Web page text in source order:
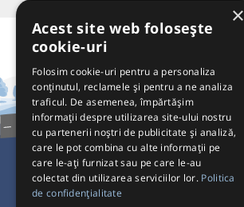
Pentru Călători
×
Acest site web folosește
cookie-uri
Folosim cookie-uri pentru a personaliza
conținutul, reclamele și pentru a ne analiza
traficul. De asemenea, împărtășim
informații despre utilizarea site-ului nostru
cu partenerii noștri de publicitate și analiză,
care le pot combina cu alte informații pe
care le-ați furnizat sau pe care le-au
colectat din utilizarea serviciilor lor. Politica
de confidențialitate